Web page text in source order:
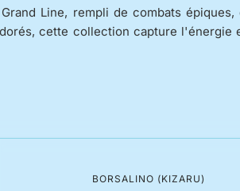
Line, rempli de combats épiques,
cette collection capture l'énergie
BORSALINO (KIZARU)